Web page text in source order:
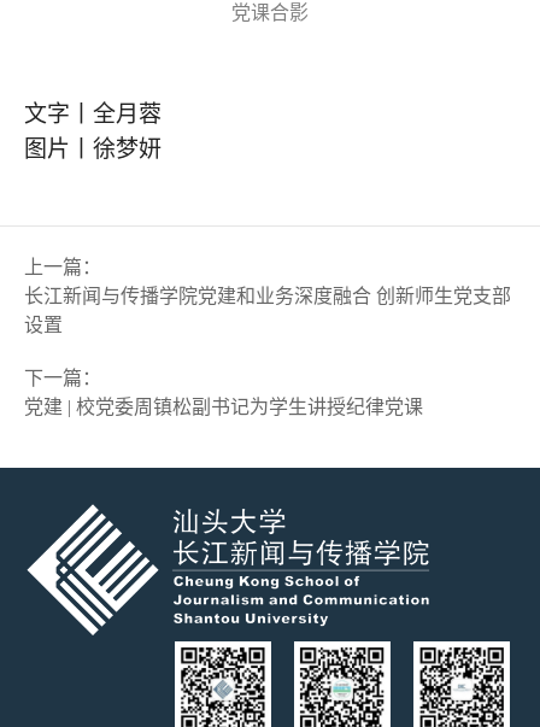
党课合影
文字丨全月蓉
图片丨徐梦妍
上一篇 ：
长江新闻与传播学院党建和业务深度融合 创新师生党支部
设置
下一篇 ：
党建 | 校党委周镇松副书记为学生讲授纪律党课